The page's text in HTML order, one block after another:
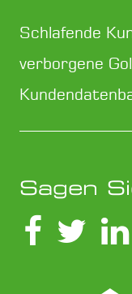
Schlafende
verborgene
Sagen